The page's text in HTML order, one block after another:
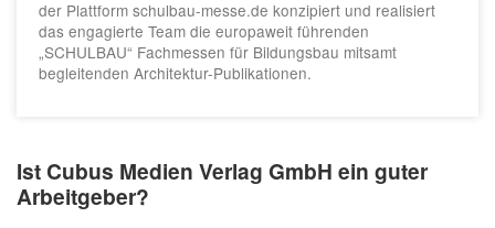
der Plattform schulbau-messe.de konzipiert und realisiert
das engagierte Team die europaweit führenden
„SCHULBAU“ Fachmessen für Bildungsbau mitsamt
begleitenden Architektur-Publikationen.
Ist Cubus Medien Verlag GmbH ein guter
Arbeitgeber?